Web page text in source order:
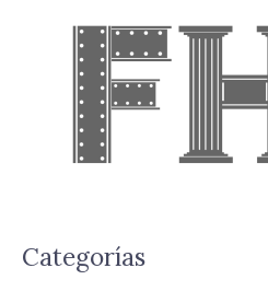
Categorías